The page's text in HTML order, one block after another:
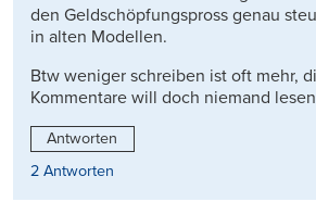
den Geldschöpfungspross genau
in alten Modellen.
Btw weniger schreiben ist oft mehr,
Kommentare will doch niemand
Antworten
2 Antworten